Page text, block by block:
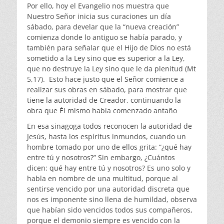
Por ello, hoy el Evangelio nos muestra que
Nuestro Señor inicia sus curaciones un día
sábado, para develar que la “nueva creación”
comienza donde lo antiguo se había parado, y
también para señalar que el Hijo de Dios no está
sometido a la Ley sino que es superior a la Ley,
que no destruye la Ley sino que le da plenitud (Mt
5,17). Esto hace justo que el Señor comience a
realizar sus obras en sábado, para mostrar que
tiene la autoridad de Creador, continuando la
obra que Él mismo había comenzado antaño
En esa sinagoga todos reconocen la autoridad de
Jesús, hasta los espíritus inmundos, cuando un
hombre tomado por uno de ellos grita: “¿qué hay
entre tú y nosotros?” Sin embargo, ¿Cuántos
dicen: qué hay entre tú y nosotros? Es uno solo y
habla en nombre de una multitud, porque al
sentirse vencido por una autoridad discreta que
nos es imponente sino llena de humildad, observa
que habían sido vencidos todos sus compañeros,
porque el demonio siempre es vencido con la